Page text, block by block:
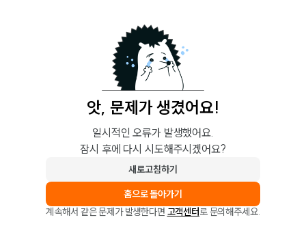
앗, 문제가 생겼어요!
일시적인 오류가 발생했어요.
잠시 후에 다시 시도해주시겠어요?
새로고침하기
홈으로 돌아가기
계속해서 같은 문제가 발생한다면 고객센터로 문의해주세요.